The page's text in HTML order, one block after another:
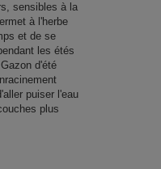
sensibles à la
à l'herbe
et de se
les étés
d'été
puiser l'eau
plus